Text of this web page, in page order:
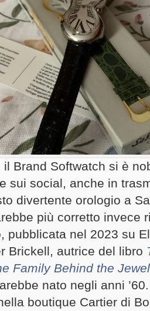
il Brand Softwatch si è
sui social, anche in
divertente orologio a
più corretto invece
pubblicata nel 2023 su
Brickell, autrice del libro
Family Behind the
nato negli anni
boutique Cartier di